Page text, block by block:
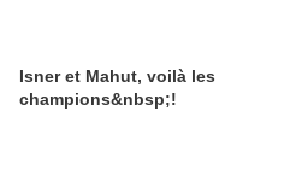
Isner et Mahut, voilà les
champions&nbsp;!